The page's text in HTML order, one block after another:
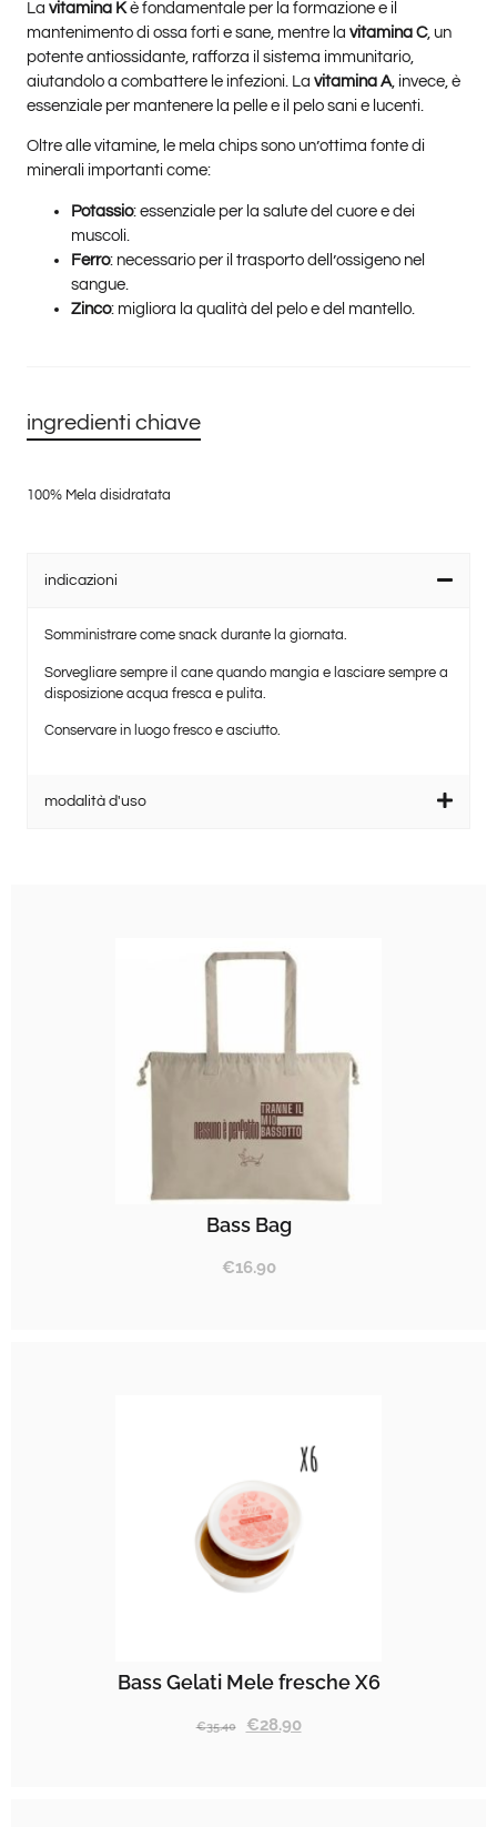
La vitamina Kè fondamentale per la formazione e il
mantenimento di ossa forti e sane, mentre la vitamina C, un
potente antiossidante, rafforza il sistema immunitario,
aiutandolo a combattere le infezioni. La vitamina A, invece, è
essenziale per mantenere la pelle e il pelo sani e lucenti.
Oltre alle vitamine, le mela chips sono un’ottima fonte di
minerali importanti come:
Potassio: essenziale per la salute del cuore e dei
muscoli.
Ferro: necessario per il trasporto dell’ossigeno nel
sangue.
Zinco: migliora la qualità del pelo e del mantello.
ingredienti chiave
100% Mela disidratata
indicazioni
Somministrare come snack durante la giornata.
Sorvegliare sempre il cane quando mangia e lasciare sempre a
disposizione acqua fresca e pulita.
Conservare in luogo fresco e asciutto.
modalità d'uso
Bass Bag
€16.90
Bass Gelati Mele fresche X6
€35.40 €28.90